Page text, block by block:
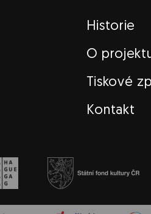
Historie
O
Tiskové
Kontakt